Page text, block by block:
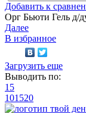
Добавить к
Орг Бьюти Гель д/
Далее
В избранное
Загрузить еще
Выводить по:
15
101520